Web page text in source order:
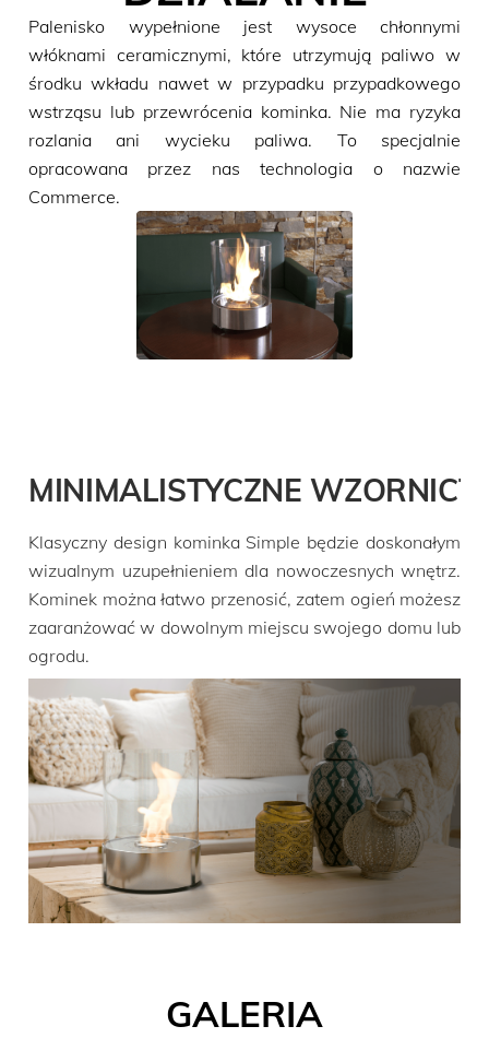
Palenisko wypełnione jest wysoce chłonnymi
włóknami ceramicznymi, które utrzymują paliwo w
środku wkładu nawet w przypadku przypadkowego
wstrząsu lub przewrócenia kominka. Nie ma ryzyka
rozlania ani wycieku paliwa. To specjalnie
opracowana przez nas technologia o nazwie
Commerce.
MINIMALISTYCZNE
Klasyczny design kominka Simple będzie doskonałym
wizualnym uzupełnieniem dla nowoczesnych wnętrz.
Kominek można łatwo przenosić, zatem ogień możesz
zaaranżować w dowolnym miejscu swojego domu lub
ogrodu.
GALERIA